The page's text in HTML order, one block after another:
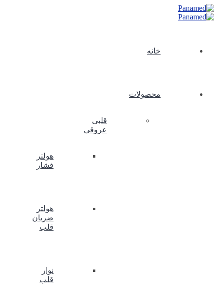
خانه
محصولات
قلبی
عروقی
هولتر
فشار
هولتر
ضربان
قلب
نوار
قلب